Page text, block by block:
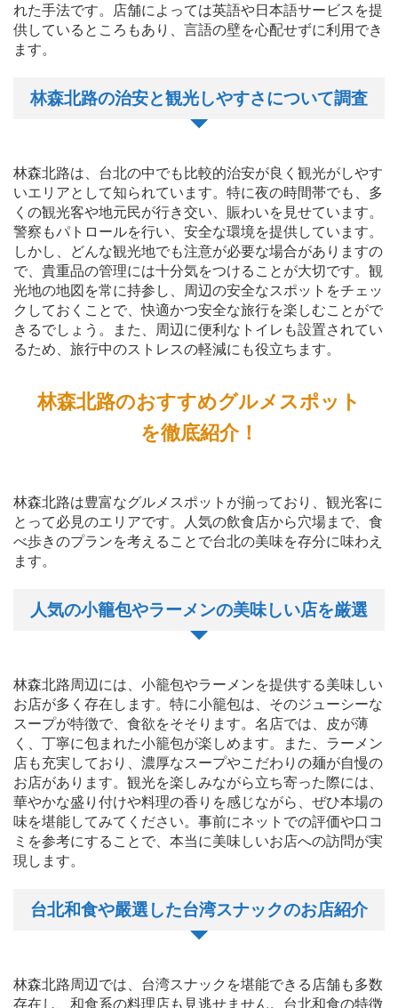
れた手法です。店舗によっては英語や日本語サービスを提
供しているところもあり、言語の壁を心配せずに利用でき
ます。
林森北路の治安と観光しやすさについて調査
林森北路は、台北の中でも比較的治安が良く観光がしやす
いエリアとして知られています。特に夜の時間帯でも、多
くの観光客や地元民が行き交い、賑わいを見せています。
警察もパトロールを行い、安全な環境を提供しています。
しかし、どんな観光地でも注意が必要な場合がありますの
で、貴重品の管理には十分気をつけることが大切です。観
光地の地図を常に持参し、周辺の安全なスポットをチェッ
クしておくことで、快適かつ安全な旅行を楽しむことがで
きるでしょう。また、周辺に便利なトイレも設置されてい
るため、旅行中のストレスの軽減にも役立ちます。
林森北路のおすすめグルメスポット
を徹底紹介！
林森北路は豊富なグルメスポットが揃っており、観光客に
とって必見のエリアです。人気の飲食店から穴場まで、食
べ歩きのプランを考えることで台北の美味を存分に味わえ
ます。
人気の小籠包やラーメンの美味しい店を厳選
林森北路周辺には、小籠包やラーメンを提供する美味しい
お店が多く存在します。特に小籠包は、そのジューシーな
スープが特徴で、食欲をそそります。名店では、皮が薄
く、丁寧に包まれた小籠包が楽しめます。また、ラーメン
店も充実しており、濃厚なスープやこだわりの麺が自慢の
お店があります。観光を楽しみながら立ち寄った際には、
華やかな盛り付けや料理の香りを感じながら、ぜひ本場の
味を堪能してみてください。事前にネットでの評価や口コ
ミを参考にすることで、本当に美味しいお店への訪問が実
現します。
台北和食や嚴選した台湾スナックのお店紹介
林森北路周辺では、台湾スナックを堪能できる店舗も多数
存在し、和食系の料理店も見逃せません。台北和食の特徴